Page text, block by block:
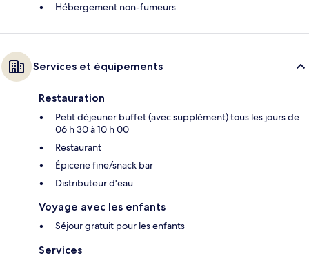
Hébergement non-fumeurs
Services et équipements
Restauration
Petit déjeuner buffet (avec supplément) tous les jours de
06 h 30 à 10 h 00
Restaurant
Épicerie fine/snack bar
Distributeur d'eau
Voyage avec les enfants
Séjour gratuit pour les enfants
Services